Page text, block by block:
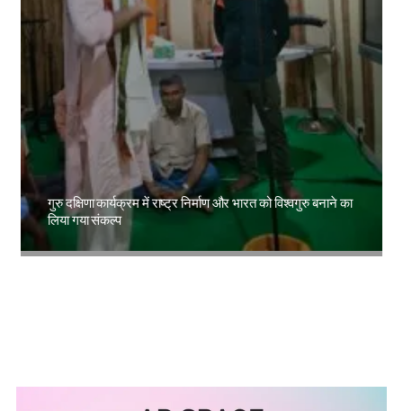
गुरु दक्षिणा कार्यक्रम में राष्ट्र निर्माण और भारत को विश्वगुरु बनाने का
लिया गया संकल्प
Amit Lekh